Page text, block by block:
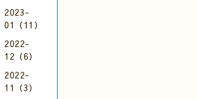
2023-
01（11）
2022-
12（6）
2022-
11（3）